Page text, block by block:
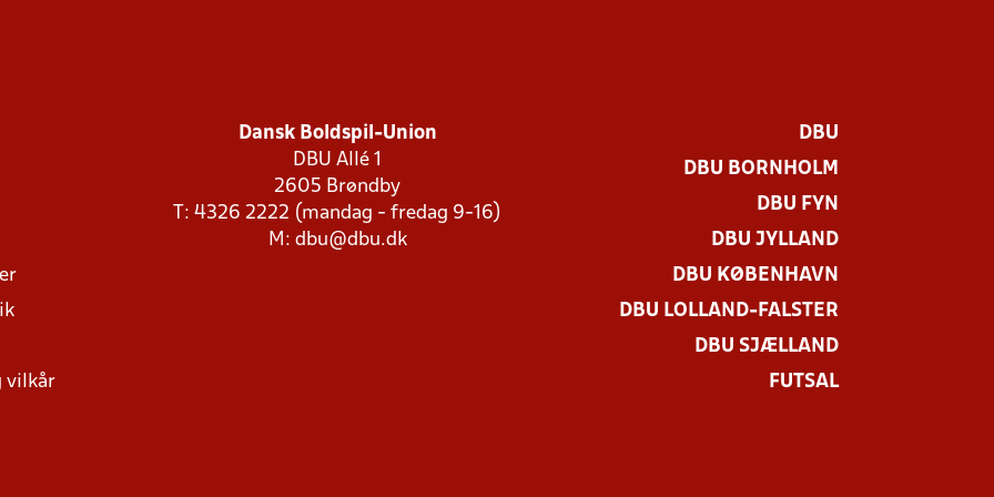
vilkår
Dansk Boldspil-Union
DBU Allé 1
2605 Brøndby
T: 4326 2222 (mandag - fredag 9-16)
M: dbu@dbu.dk
DBU
DBU BORNHOLM
DBU FYN
DBU JYLLAND
DBU KØBENHAVN
DBU LOLLAND-FALSTER
DBU SJÆLLAND
FUTSAL